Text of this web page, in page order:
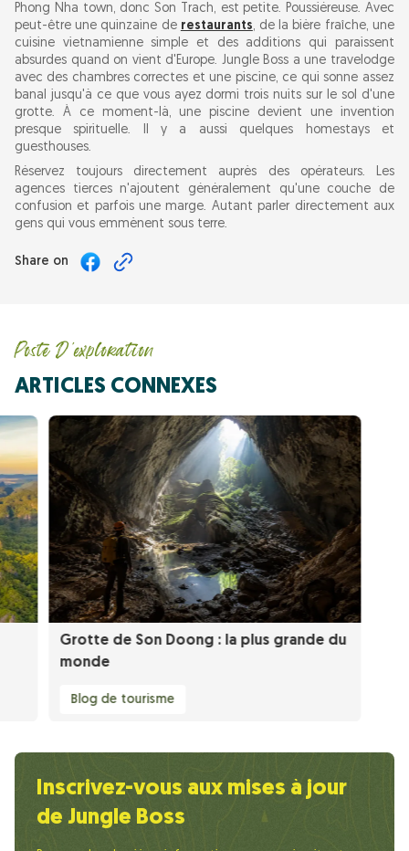
Phong Nha town, donc Son Trach, est petite. Poussiéreuse. Avec
peut-être une quinzaine de restaurants, de la bière fraîche, une
cuisine vietnamienne simple et des additions qui paraissent
absurdes quand on vient d'Europe. Jungle Boss a une travelodge
avec des chambres correctes et une piscine, ce qui sonne assez
banal jusqu'à ce que vous ayez dormi trois nuits sur le sol d'une
grotte. À ce moment-là, une piscine devient une invention
presque spirituelle. Il y a aussi quelques homestays et
guesthouses.
Réservez toujours directement auprès des opérateurs. Les
agences tierces n'ajoutent généralement qu'une couche de
confusion et parfois une marge. Autant parler directement aux
gens qui vous emmènent sous terre.
Share on
Poste D'exploration
ARTICLES CONNEXES
Grotte de Son Doong : la plus grande du
monde
Blog de tourisme
Inscrivez-vous aux mises à jour
de Jungle Boss